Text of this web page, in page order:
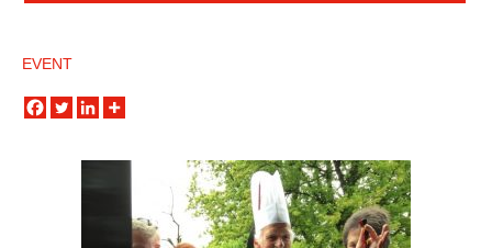
EVENT